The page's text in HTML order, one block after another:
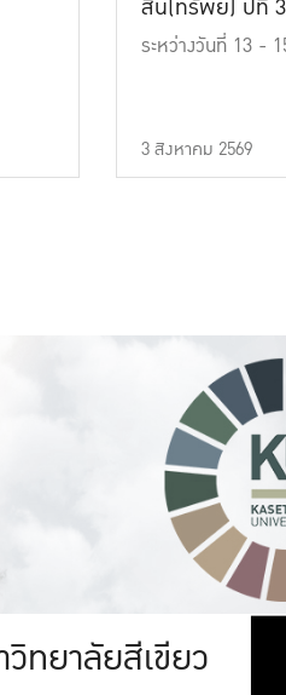
สิน(ทรัพย์) ปีที่ 3
ระหว่างวันที่ 13 -
3 สิงหาคม 2569
ทยาลัยสีเขียว